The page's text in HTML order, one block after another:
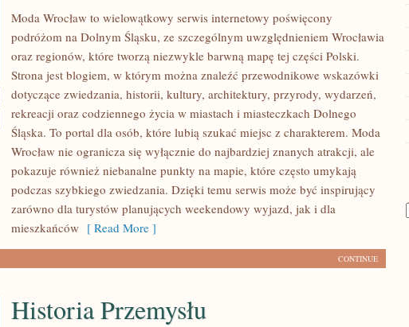
WROCŁAW
Moda Wrocław to wielowątkowy serwis internetowy poświęcony
podróżom na Dolnym Śląsku, ze szczególnym uwzględnieniem Wrocławia
oraz regionów, które tworzą niezwykle barwną mapę tej części Polski.
Strona jest blogiem, w którym można znaleźć przewodnikowe wskazówki
dotyczące zwiedzania, historii, kultury, architektury, przyrody, wydarzeń,
rekreacji oraz codziennego życia w miastach i miasteczkach Dolnego
Śląska. To portal dla osób, które lubią szukać miejsc z charakterem. Moda
Wrocław nie ogranicza się wyłącznie do najbardziej znanych atrakcji, ale
pokazuje również niebanalne punkty na mapie, które często umykają
podczas szybkiego zwiedzania. Dzięki temu serwis może być inspirujący
zarówno dla turystów planujących weekendowy wyjazd, jak i dla
mieszkańców [ Read More ]
CONTINUE
Historia Przemysłu